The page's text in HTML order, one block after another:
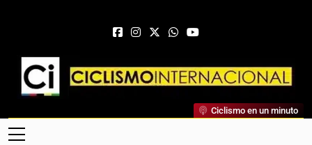
Ciclismo Internacional
Web Dedicada Al Ciclismo Mundial. Entrevistas, Análisis,
Crónicas, Previas Y Más. La Web Ciclista De Referencia.
Ciclismo en un minuto